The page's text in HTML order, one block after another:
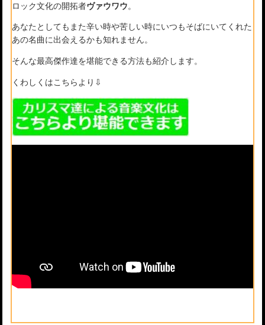
ロック文化の開拓者ヴァウワウ 。
あなたとしてもまた辛い時や苦しい時にいつもそばにいてくれた
あの名曲に出会えるかも知れません。
そんな最高傑作達を堪能できる方法も紹介します。
くわしくはこちらより⇩